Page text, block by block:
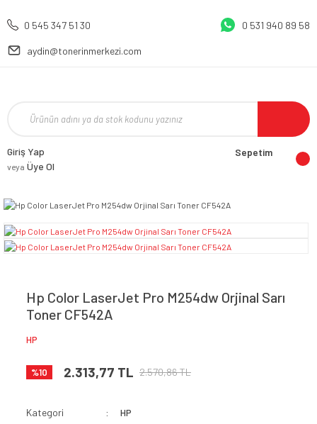
0 545 347 51 30 0 531 940 89 58
aydin@tonerinmerkezi.com
Giriş Yap
veya Üye Ol
Sepetim
Hp Color LaserJet Pro M254dw Orjinal Sarı
Toner CF542A
HP
%10 2.313,77 TL 2.570,86 TL
Kategori
HP